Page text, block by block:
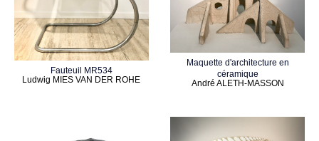
Fauteuil MR534
Ludwig MIES VAN DER ROHE
Maquette d'architecture en
céramique
André ALETH-MASSON